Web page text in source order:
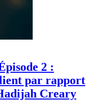
2 :
par rapport
Creary